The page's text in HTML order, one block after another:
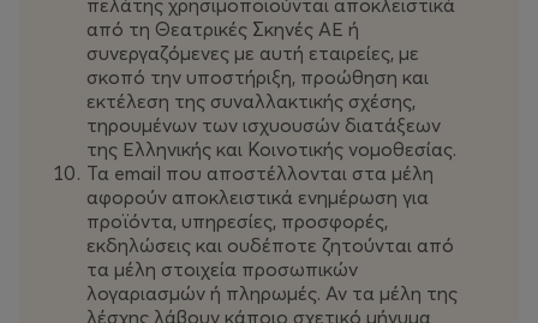
την κάρτα.πελάτης χρησιμοποιούνται αποκλειστικά
από τη Θεατρικές Σκηνές ΑΕ ή
συνεργαζόμενες με αυτή εταιρείες, με
σκοπό την υποστήριξη, προώθηση και
εκτέλεση της συναλλακτικής σχέσης,
τηρουμένων των ισχυουσών διατάξεων
της Ελληνικής και Κοινοτικής νομοθεσίας.
Τα email που αποστέλλονται στα μέλη
αφορούν αποκλειστικά ενημέρωση για
προϊόντα, υπηρεσίες, προσφορές,
εκδηλώσεις και ουδέποτε ζητούνται από
τα μέλη στοιχεία προσωπικών
λογαριασμών ή πληρωμές. Αν τα μέλη της
λέσχης λάβουν κάποιο σχετικό μήνυμα